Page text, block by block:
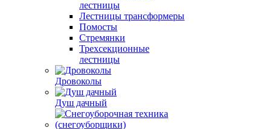
лестницы
Лестницы трансформеры
Помосты
Стремянки
Трехсекционные
лестницы
Дровоколы
Душ дачный